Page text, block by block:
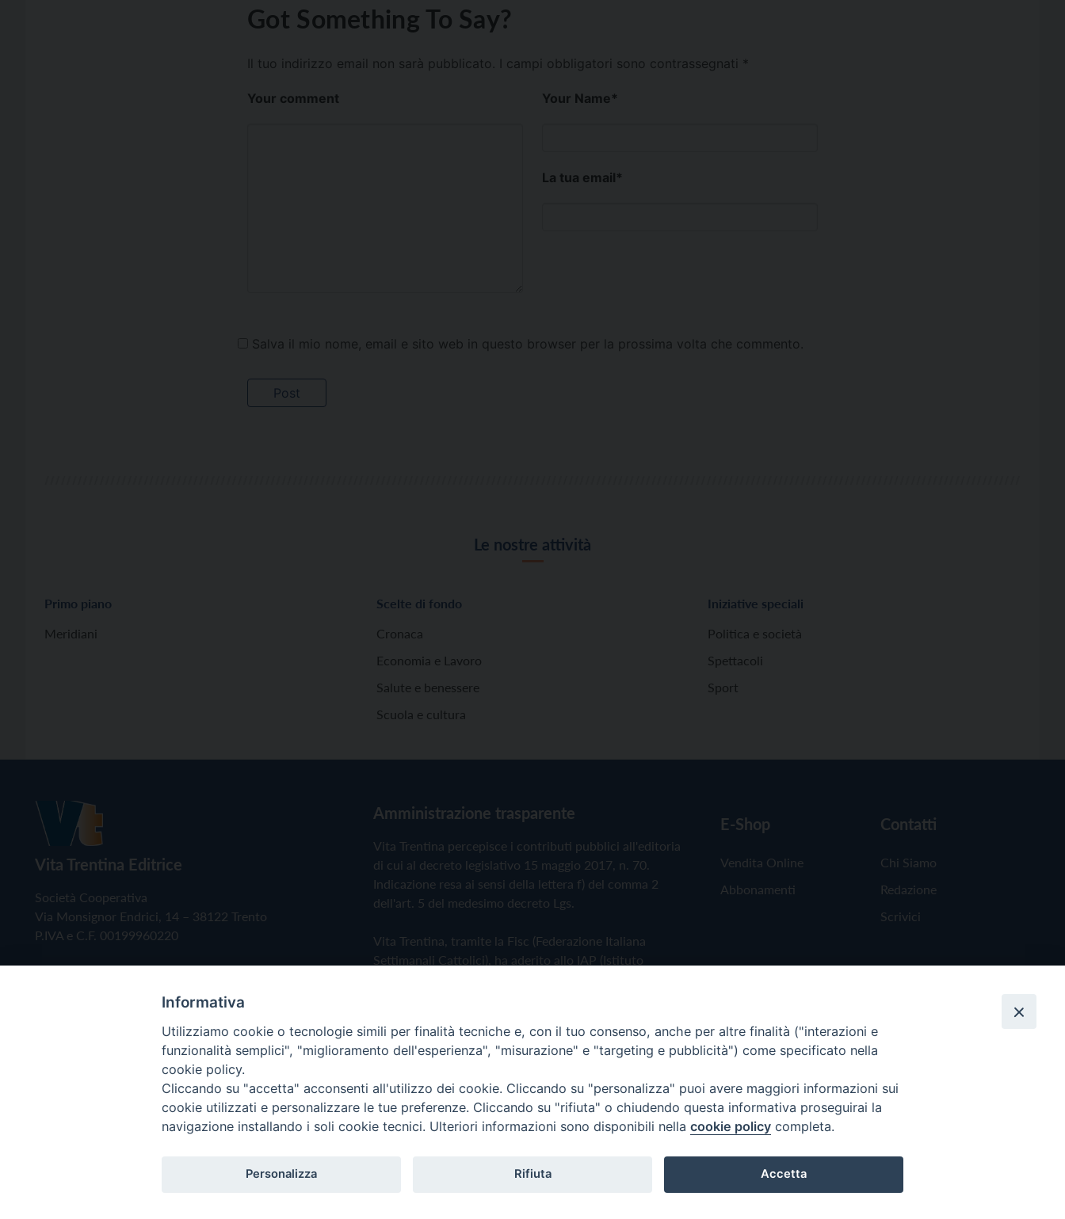
Got Something To Say?
Il tuo indirizzo email non sarà pubblicato. I campi obbligatori sono contrassegnati *
Your comment Your Name*
La tua email*
Salva il mio nome, email e sito web in questo browser per la prossima volta che commento.
Le nostre attività
Primo piano
Meridiani
Scelte di fondo
Cronaca
Economia e Lavoro
Salute e benessere
Scuola e cultura
Iniziative speciali
Politica e società
Spettacoli
Sport
Vita Trentina Editrice
Società Cooperativa
Via Monsignor Endrici, 14 – 38122 Trento
P.IVA e C.F. 00199960220
Amministrazione trasparente
Vita Trentina percepisce i contributi pubblici all'editoria
di cui al decreto legislativo 15 maggio 2017, n. 70.
Indicazione resa ai sensi della lettera f) del comma 2
dell'art. 5 del medesimo decreto Lgs.
Vita Trentina, tramite la Fisc (Federazione Italiana
Settimanali Cattolici), ha aderito allo IAP (Istituto
Privacy Policy Cookie Policy
E-Shop
Vendita Online
Abbonamenti
Contatti
Chi Siamo
Redazione
Scrivici
Copyright © 2019 - Tutti i diritti riservati - Vita Trentina Editrice
Informativa
Utilizziamo cookie o tecnologie simili per finalità tecniche e, con il tuo consenso, anche per altre finalità ("interazioni e
funzionalità semplici", "miglioramento dell'esperienza", "misurazione" e "targeting e pubblicità") come specificato nella
cookie policy.
Cliccando su "accetta" acconsenti all'utilizzo dei cookie. Cliccando su "personalizza" puoi avere maggiori informazioni sui
cookie utilizzati e personalizzare le tue preferenze. Cliccando su "rifiuta" o chiudendo questa informativa proseguirai la
navigazione installando i soli cookie tecnici. Ulteriori informazioni sono disponibili nella cookie policy completa.
Personalizza Rifiuta Accetta